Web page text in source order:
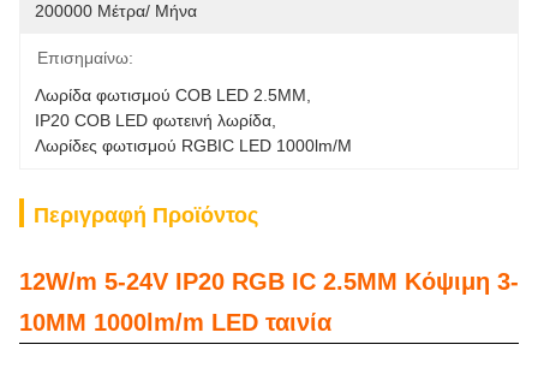
200000 Μέτρα/ Μήνα
Επισημαίνω:
Λωρίδα φωτισμού COB LED 2.5MM
IP20 COB LED φωτεινή λωρίδα
Λωρίδες φωτισμού RGBIC LED 1000lm/M
Περιγραφή Προϊόντος
12W/m 5-24V IP20 RGB IC 2.5MM Κόψιμη 3-
10MM 1000lm/m LED ταινία